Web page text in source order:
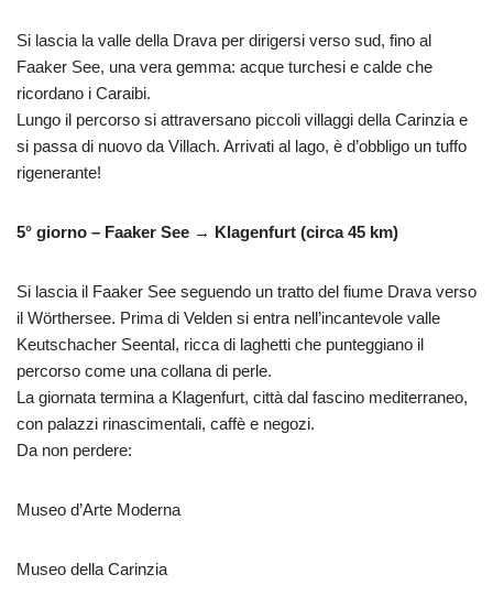
Si lascia la valle della Drava per dirigersi verso sud, fino al
Faaker See, una vera gemma: acque turchesi e calde che
ricordano i Caraibi.
Lungo il percorso si attraversano piccoli villaggi della Carinzia e
si passa di nuovo da Villach. Arrivati al lago, è d’obbligo un tuffo
rigenerante!
5° giorno – Faaker See → Klagenfurt (circa 45 km)
Si lascia il Faaker See seguendo un tratto del fiume Drava verso
il Wörthersee. Prima di Velden si entra nell’incantevole valle
Keutschacher Seental, ricca di laghetti che punteggiano il
percorso come una collana di perle.
La giornata termina a Klagenfurt, città dal fascino mediterraneo,
con palazzi rinascimentali, caffè e negozi.
Da non perdere:
Museo d’Arte Moderna
Museo della Carinzia